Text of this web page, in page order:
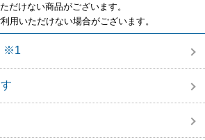
だけない商品がございます。
用いただけない場合がございます。
※1